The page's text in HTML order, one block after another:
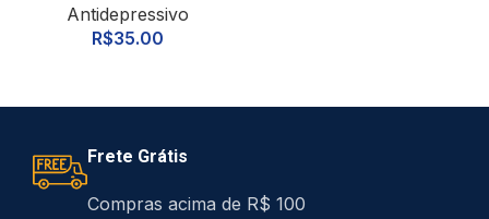
Antidepressivo
R$35.00
Frete Grátis
Compras acima de R$ 100